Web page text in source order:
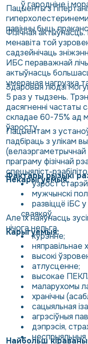
ў гародніне і
Пацыенты з
павінны быць
Фізічная
менавіта той
садзейнічаць
ИБС пераважнай
актыўнасць
умераная нагрузка
Здаровыя людзі
5 раз у тыдзень.
дасягненні частаты
складае 60-75% ад
ўзросту.
Пацыентам з
падбіраць з улікам
праграму фізічнай
спецыяліст-
Фактары рызыкі
`Некарыгуемыя:
узрост
мужчынскі
развіццё іБС
сваякоў.
Але іх наяўнасць
нічога нельга.
Карыгуемыя:
курэнне;
няправільнае
высокі
атлусценне;
высокае
маларухомы
хранічны
сацыяльная
агрэсіўныя
дэпрэсія,
Найбольш